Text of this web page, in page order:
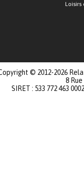
Loisirs
© 2012-2026
8
SIRET : 533 772 463